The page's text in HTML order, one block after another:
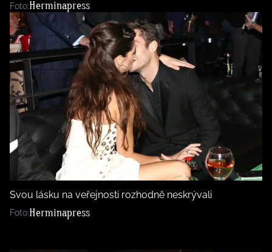
Foto:Herminapress
Svou lásku na veřejnosti rozhodně neskrývali
Foto:Herminapress